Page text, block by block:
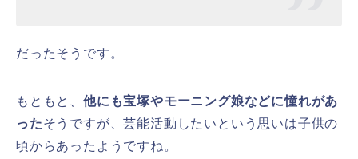
だったそうです。
もともと、 他にも宝塚やモーニング娘などに憧れがあ
ったそうですが、芸能活動したいという思いは子供の
頃からあったようですね。